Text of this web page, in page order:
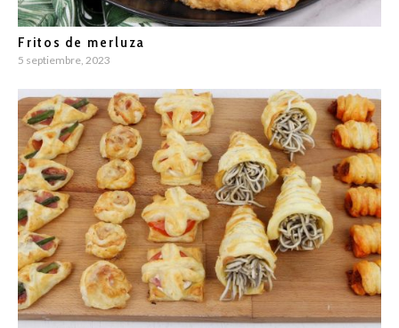
Fritos de merluza
5 septiembre, 2023